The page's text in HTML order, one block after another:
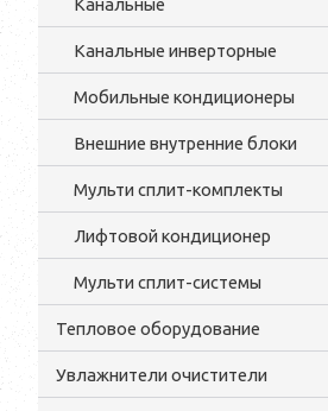
Канальные
Канальные инверторные
Мобильные кондиционеры
Внешние внутренние блоки
Мульти cплит-комплекты
Лифтовой кондиционер
Мульти сплит-системы
Тепловое оборудование
Увлажнители очистители